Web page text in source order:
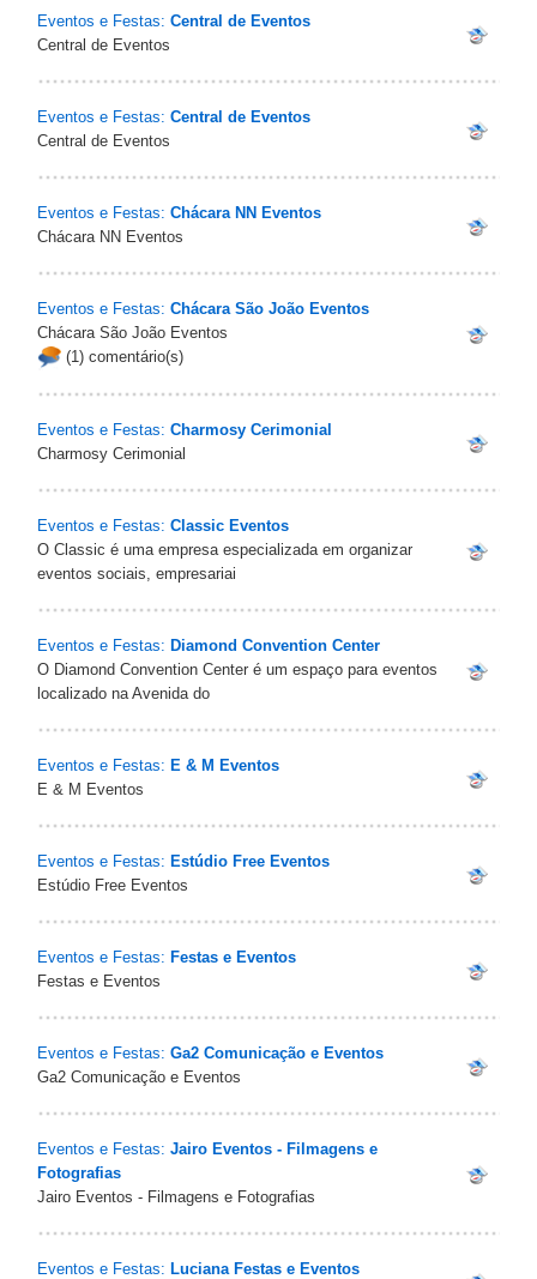
Eventos e Festas: Central de Eventos
Central de Eventos
Eventos e Festas: Central de Eventos
Central de Eventos
Eventos e Festas: Chácara NN Eventos
Chácara NN Eventos
Eventos e Festas: Chácara São João Eventos
Chácara São João Eventos
(1) comentário(s)
Eventos e Festas: Charmosy Cerimonial
Charmosy Cerimonial
Eventos e Festas: Classic Eventos
O Classic é uma empresa especializada em organizar
eventos sociais, empresariai
Eventos e Festas: Diamond Convention Center
O Diamond Convention Center é um espaço para eventos
localizado na Avenida do
Eventos e Festas: E & M Eventos
E & M Eventos
Eventos e Festas: Estúdio Free Eventos
Estúdio Free Eventos
Eventos e Festas: Festas e Eventos
Festas e Eventos
Eventos e Festas: Ga2 Comunicação e Eventos
Ga2 Comunicação e Eventos
Eventos e Festas: Jairo Eventos - Filmagens e
Fotografias
Jairo Eventos - Filmagens e Fotografias
Eventos e Festas: Luciana Festas e Eventos